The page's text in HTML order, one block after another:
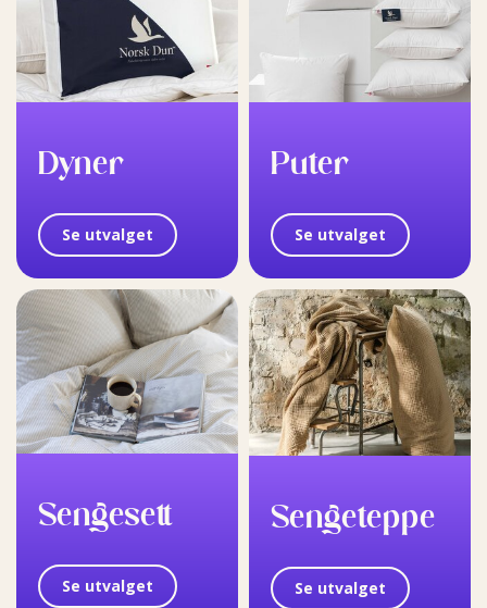
Dyner
Se utvalget
Puter
Se utvalget
Sengesett
Se utvalget
Sengeteppe
Se utvalget